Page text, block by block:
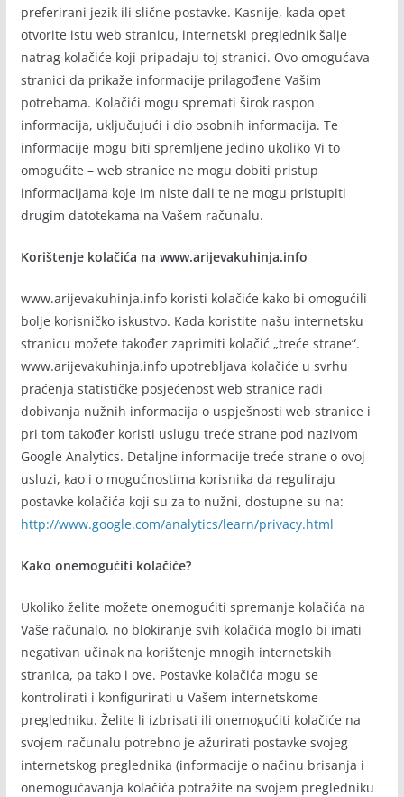
preferirani jezik ili slične postavke. Kasnije, kada opet
otvorite istu web stranicu, internetski preglednik šalje
natrag kolačiće koji pripadaju toj stranici. Ovo omogućava
stranici da prikaže informacije prilagođene Vašim
potrebama. Kolačići mogu spremati širok raspon
informacija, uključujući i dio osobnih informacija. Te
informacije mogu biti spremljene jedino ukoliko Vi to
omogućite – web stranice ne mogu dobiti pristup
informacijama koje im niste dali te ne mogu pristupiti
drugim datotekama na Vašem računalu.
Korištenje kolačića na www.arijevakuhinja.info
www.arijevakuhinja.info koristi kolačiće kako bi omogućili
bolje korisničko iskustvo. Kada koristite našu internetsku
stranicu možete također zaprimiti kolačić „treće strane“.
www.arijevakuhinja.info upotrebljava kolačiće u svrhu
praćenja statističke posjećenost web stranice radi
dobivanja nužnih informacija o uspješnosti web stranice i
pri tom također koristi uslugu treće strane pod nazivom
Google Analytics. Detaljne informacije treće strane o ovoj
usluzi, kao i o mogućnostima korisnika da reguliraju
postavke kolačića koji su za to nužni, dostupne su na:
http://www.google.com/analytics/learn/privacy.html
Kako onemogućiti kolačiće?
Ukoliko želite možete onemogućiti spremanje kolačića na
Vaše računalo, no blokiranje svih kolačića moglo bi imati
negativan učinak na korištenje mnogih internetskih
stranica, pa tako i ove. Postavke kolačića mogu se
kontrolirati i konfigurirati u Vašem internetskome
pregledniku. Želite li izbrisati ili onemogućiti kolačiće na
svojem računalu potrebno je ažurirati postavke svojeg
internetskog preglednika (informacije o načinu brisanja i
onemogućavanja kolačića potražite na svojem pregledniku